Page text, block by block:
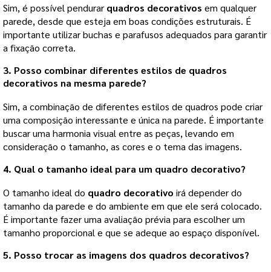
Sim, é possível pendurar quadros decorativos em qualquer
parede, desde que esteja em boas condições estruturais. É
importante utilizar buchas e parafusos adequados para garantir
a fixação correta.
3. Posso combinar diferentes estilos de quadros
decorativos na mesma parede?
Sim, a combinação de diferentes estilos de quadros pode criar
uma composição interessante e única na parede. É importante
buscar uma harmonia visual entre as peças, levando em
consideração o tamanho, as cores e o tema das imagens.
4. Qual o tamanho ideal para um quadro decorativo?
O tamanho ideal do quadro decorativo irá depender do
tamanho da parede e do ambiente em que ele será colocado.
É importante fazer uma avaliação prévia para escolher um
tamanho proporcional e que se adeque ao espaço disponível.
5. Posso trocar as imagens dos quadros decorativos?